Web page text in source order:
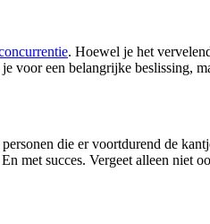
. Hoewel je het
voor een belangrijke beslissing,
die er voortdurend de
met succes. Vergeet alleen niet